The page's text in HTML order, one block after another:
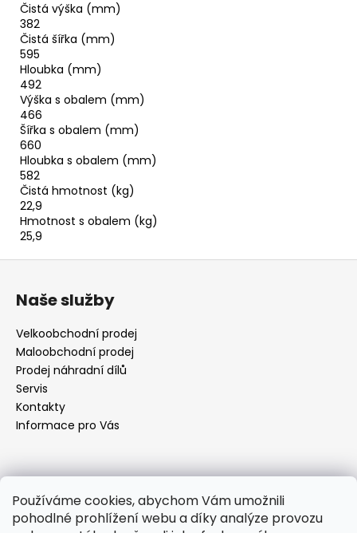
Používáme cookies, abychom Vám umožnili
pohodlné prohlížení webu a díky analýze provozu
Čistá výška (mm)
382
Čistá šířka (mm)
595
Hloubka (mm)
492
Výška s obalem (mm)
466
Šířka s obalem (mm)
660
Hloubka s obalem (mm)
582
Čistá hmotnost (kg)
22,9
Hmotnost s obalem (kg)
25,9
Naše služby
Velkoobchodní prodej
Maloobchodní prodej
Prodej náhradní dílů
Servis
Kontakty
Informace pro Vás
objednavky@elektrorezny.cz